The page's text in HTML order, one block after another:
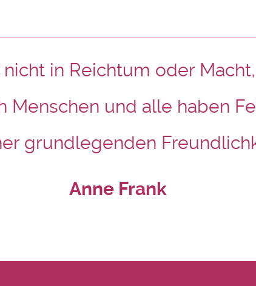
in Reichtum oder
Menschen und alle haben
grundlegenden
Anne Frank